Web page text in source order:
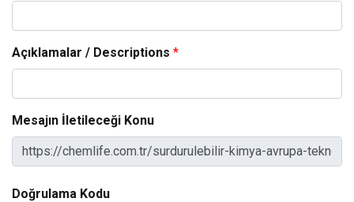
Açıklamalar / Descriptions *
Mesajın İletileceği Konu
Doğrulama Kodu